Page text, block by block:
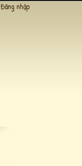
Đăng nhập